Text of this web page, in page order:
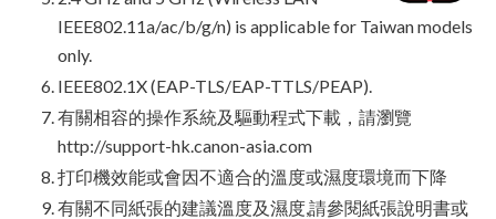
IEEE802.11a/ac/b/g/n) is applicable for Taiwan models
only.
IEEE802.1X (EAP-TLS/EAP-TTLS/PEAP).
有關相容的操作系統及驅動程式下載，請瀏覽
http://support-hk.canon-asia.com
打印機效能或會因不適合的溫度或濕度環境而下降
有關不同紙張的建議溫度及濕度,請參閱紙張說明書或